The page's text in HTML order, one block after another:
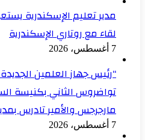
مدير تعليم الإسكندرية
لقاء مع روتاري الإسكندرية
7 أغسطس، 2026
“رئيس جهاز العلمين
تواضروس الثاني بكنيسة
مارجرجس والأمير تادرس
7 أغسطس، 2026